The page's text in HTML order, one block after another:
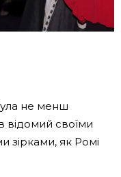
не менш
відомий своїми
зірками, як Ромі